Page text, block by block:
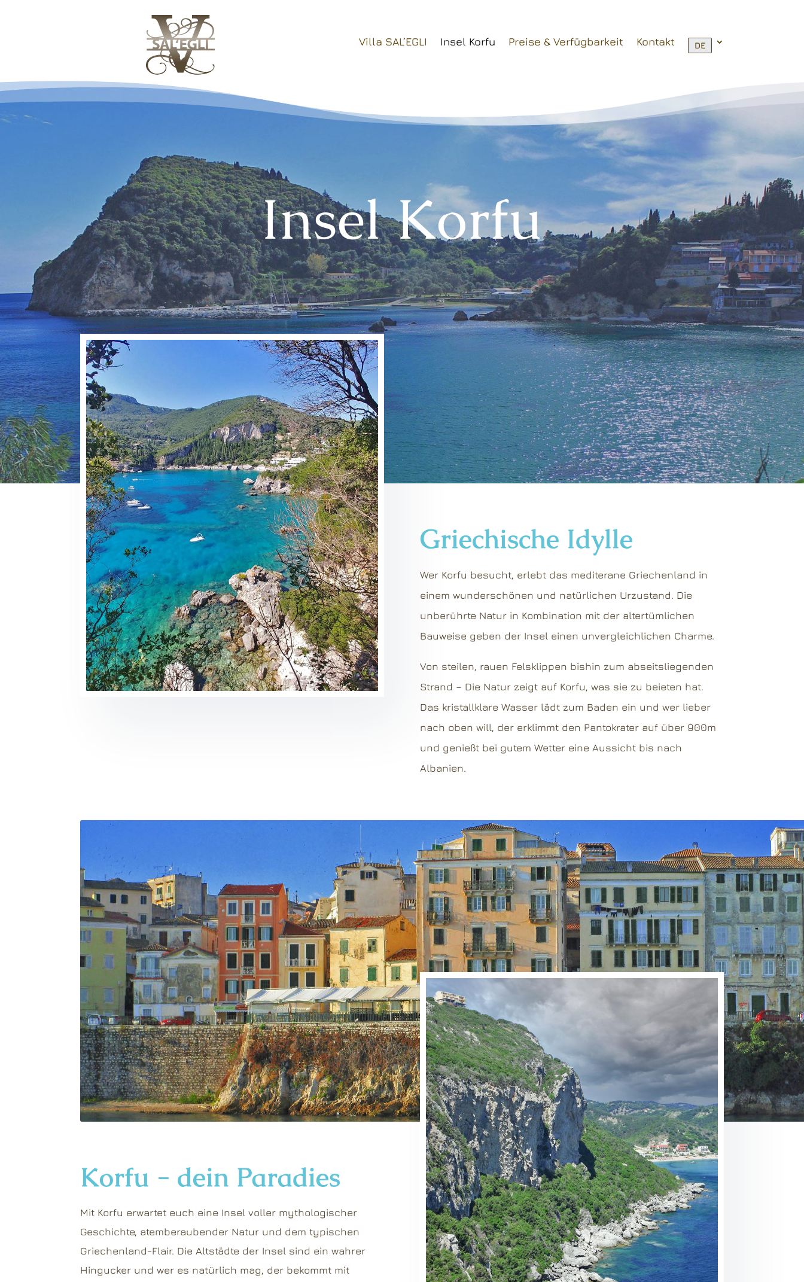
Villa SAL’EGLI Insel Korfu Preise & Verfügbarkeit Kontakt DE
Insel Korfu
Griechische Idylle
Wer Korfu besucht, erlebt das mediterane Griechenland in
einem wunderschönen und natürlichen Urzustand. Die
unberührte Natur in Kombination mit der altertümlichen
Bauweise geben der Insel einen unvergleichlichen Charme.
Von steilen, rauen Felsklippen bishin zum abseitsliegenden
Strand – Die Natur zeigt auf Korfu, was sie zu beieten hat.
Das kristallklare Wasser lädt zum Baden ein und wer lieber
nach oben will, der erklimmt den Pantokrater auf über 900m
und genießt bei gutem Wetter eine Aussicht bis nach
Albanien.
Korfu - dein Paradies
Mit Korfu erwartet euch eine Insel voller mythologischer
Geschichte, atemberaubender Natur und dem typischen
Griechenland-Flair. Die Altstädte der Insel sind ein wahrer
Hingucker und wer es natürlich mag, der bekommt mit